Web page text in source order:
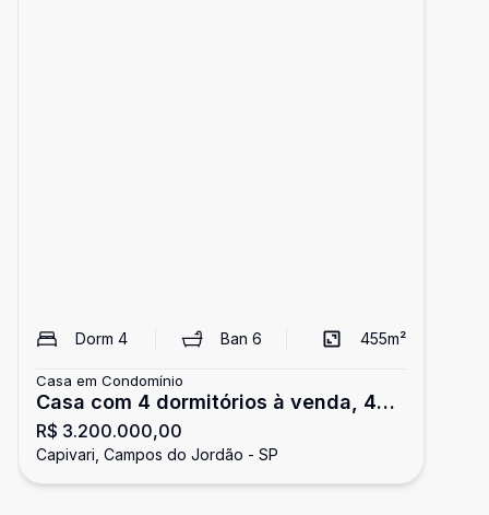
Dorm 4 Ban 6 455m²
Casa em Condomínio
Casa com 4 dormitórios à venda, 455
m² por R$ 3.200.000,00 - Capivari -
Campos do Jordão/SP
R$ 3.200.000,00
Capivari, Campos do Jordão - SP